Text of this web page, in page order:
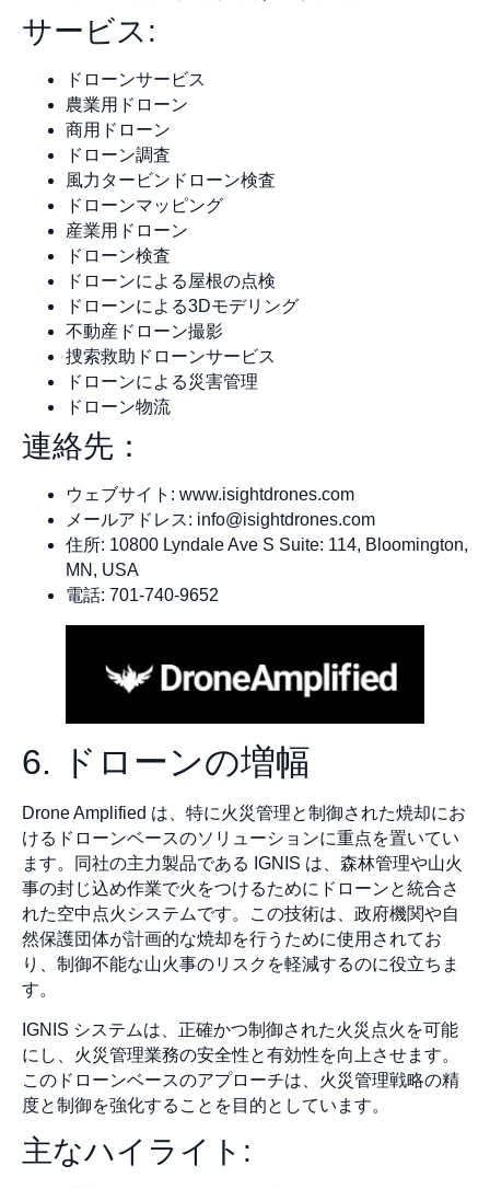
サービス:
ドローンサービス
農業用ドローン
商用ドローン
ドローン調査
風力タービンドローン検査
ドローンマッピング
産業用ドローン
ドローン検査
ドローンによる屋根の点検
ドローンによる3Dモデリング
不動産ドローン撮影
捜索救助ドローンサービス
ドローンによる災害管理
ドローン物流
連絡先：
ウェブサイト: www.isightdrones.com
メールアドレス: info@isightdrones.com
住所: 10800 Lyndale Ave S Suite: 114, Bloomington,
MN, USA
電話: 701-740-9652
6. ドローンの増幅
Drone Amplified は、特に火災管理と制御された焼却にお
けるドローンベースのソリューションに重点を置いてい
ます。同社の主力製品である IGNIS は、森林管理や山火
事の封じ込め作業で火をつけるためにドローンと統合さ
れた空中点火システムです。この技術は、政府機関や自
然保護団体が計画的な焼却を行うために使用されてお
り、制御不能な山火事のリスクを軽減するのに役立ちま
す。
IGNIS システムは、正確かつ制御された火災点火を可能
にし、火災管理業務の安全性と有効性を向上させます。
このドローンベースのアプローチは、火災管理戦略の精
度と制御を強化することを目的としています。
主なハイライト: